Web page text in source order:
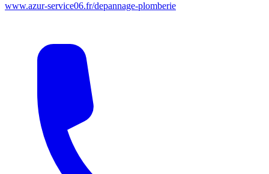
www.azur-service06.fr/depannage-plomberie